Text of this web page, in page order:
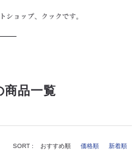
商品一覧
SORT : おすすめ順 価格順 新着順